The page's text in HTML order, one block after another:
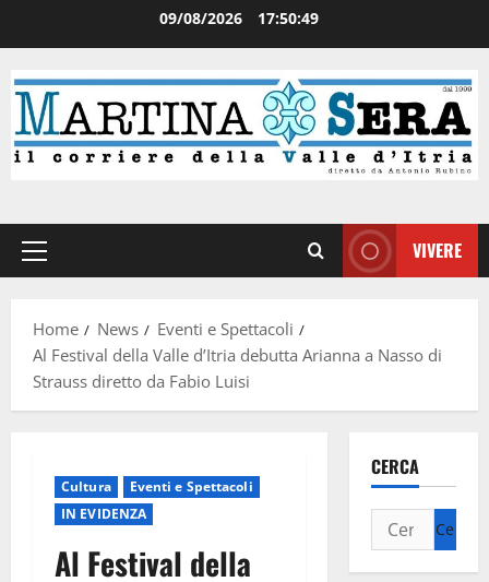
09/08/2026 17:50:49
VIVERE
Home News
Eventi e Spettacoli
Al Festival della Valle d’Itria debutta Arianna a Nasso di
Strauss diretto da Fabio Luisi
Cultura
Eventi e Spettacoli
IN EVIDENZA
Al Festival della
CERCA